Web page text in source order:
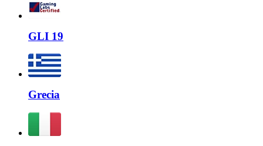
GLI 19
Grecia